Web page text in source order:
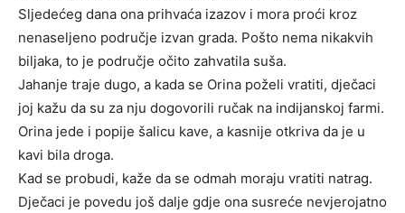
Sljedećeg dana ona prihvaća izazov i mora proći kroz
nenaseljeno područje izvan grada. Pošto nema nikakvih
biljaka, to je područje očito zahvatila suša.
Jahanje traje dugo, a kada se Orina poželi vratiti, dječaci
joj kažu da su za nju dogovorili ručak na indijanskoj farmi.
Orina jede i popije šalicu kave, a kasnije otkriva da je u
kavi bila droga.
Kad se probudi, kaže da se odmah moraju vratiti natrag.
Dječaci je povedu još dalje gdje ona susreće nevjerojatno